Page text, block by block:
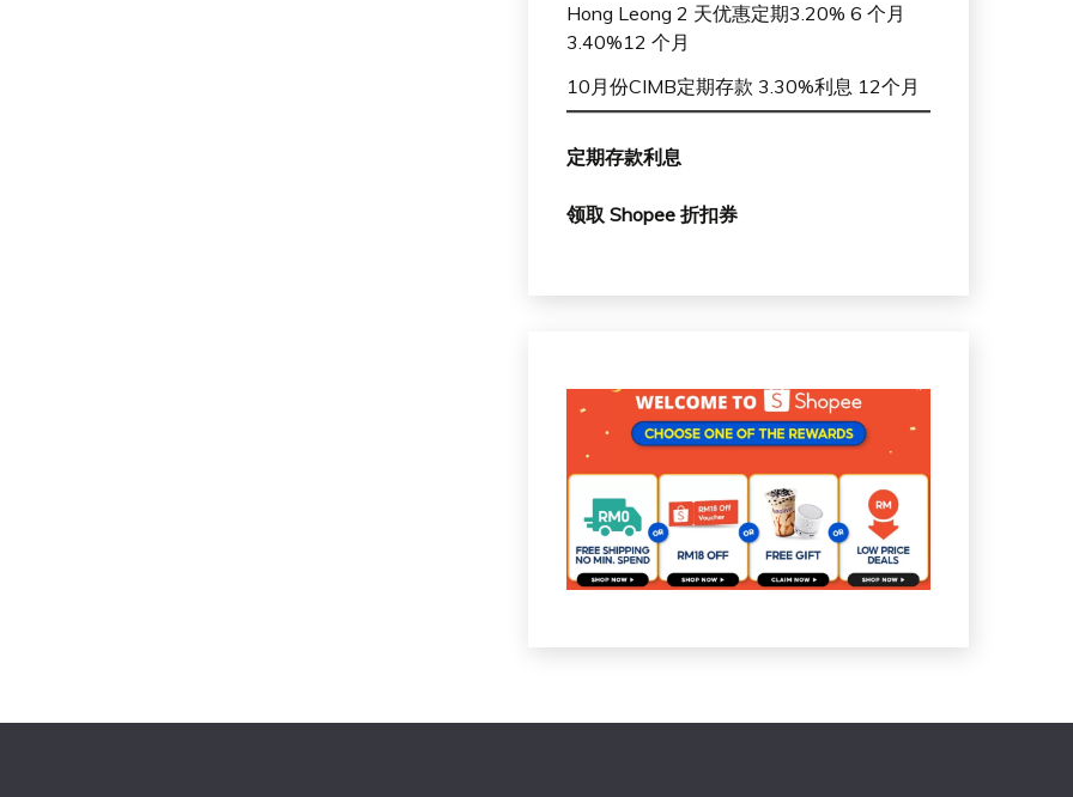
Hong Leong 2 天优惠定期3.20% 6 个月
3.40%12 个月
10月份CIMB定期存款 3.30%利息 12个月
定期存款利息
领取 Shopee 折扣券